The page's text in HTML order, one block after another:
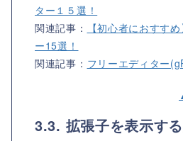
ター１５選！
関連記事：
【初心者におすす
ー15選！
関連記事： フリーエディター
3.3. 拡張子を表示す